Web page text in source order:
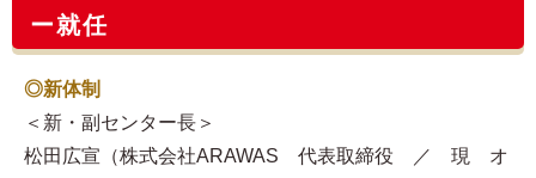
ー就任
◎新体制
＜新・副センター長＞
松田広宣（株式会社ARAWAS 代表取締役 ／ 現 オ